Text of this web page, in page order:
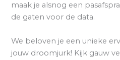
maak je alsnog een
de gaten voor de data.
We beloven je een unieke
jouw droomjurk! Kijk gauw